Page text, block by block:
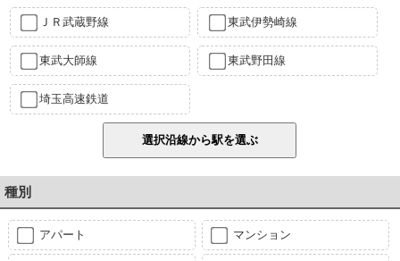
ＪＲ武蔵野線 東武伊勢崎線
東武大師線 東武野田線
埼玉高速鉄道
種別
アパート マンション